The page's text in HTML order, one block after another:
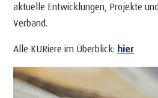
aktuelle Entwicklungen, Projekte
Verband.
Alle KURiere im Überblick: hier